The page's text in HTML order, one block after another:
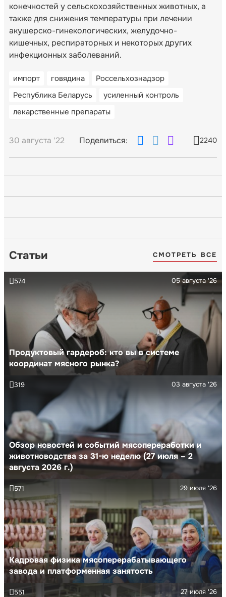
конечностей у сельскохозяйственных животных, а
также для снижения температуры при лечении
акушерско-гинекологических, желудочно-
кишечных, респираторных и некоторых других
инфекционных заболеваний.
импорт говядина
Россельхознадзор
Республика Беларусь
усиленный контроль
лекарственные препараты
30 августа '22 Поделиться: 2240
Статьи СМОТРЕТЬ ВСЕ
Продуктовый гардероб: кто вы в системе
координат мясного рынка?
05 августа '26
574
Обзор новостей и событий мясопереработки и
животноводства за 31-ю неделю (27 июля – 2
августа 2026 г.)
03 августа '26
319
Кадровая физика мясоперерабатывающего
завода и платформенная занятость
29 июля '26
571
27 июля '26
551